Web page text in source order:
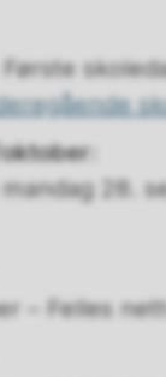
Første
28.
– Felles